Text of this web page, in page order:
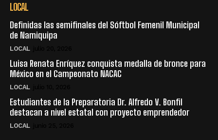
LOCAL
Definidas las semifinales del Sóftbol Femenil Municipal
de Namiquipa
LOCAL
Luisa Renata Enríquez conquista medalla de bronce para
México en el Campeonato NACAC
LOCAL
Estudiantes de la Preparatoria Dr. Alfredo V. Bonfil
destacan a nivel estatal con proyecto emprendedor
LOCAL